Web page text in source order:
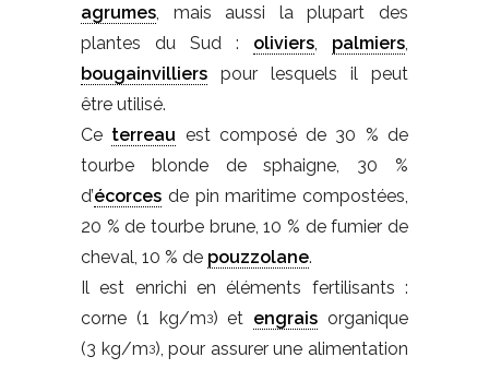
agrumes , mais aussi la plupart des
plantes du Sud : oliviers palmiers
bougainvilliers pour lesquels il peut
être utilisé.
Ce terreau est composé de 30 % de
tourbe blonde de sphaigne, 30 %
d’écorces de pin maritime compostées,
20 % de tourbe brune, 10 % de fumier de
cheval, 10 % de pouzzolane.
Il est enrichi en éléments fertilisants :
corne (1 kg/m3) et engrais organique
(3 kg/m3), pour assurer une alimentation